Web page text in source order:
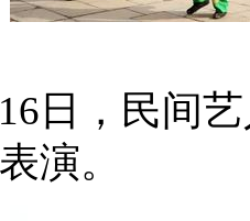
日，民间
演。